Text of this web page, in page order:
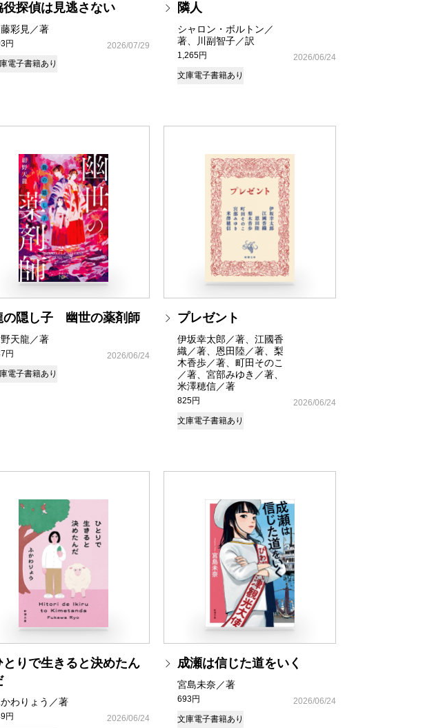
役探偵は見逃さない
彩見／著
円
2026/07/29
電子書籍あり
隣人
シャロン・ボルトン／
著、川副智子／訳
1,265円
2026/06/24
文庫電子書籍あり
の隠し子 幽世の薬剤師
天龍／著
円
2026/06/24
電子書籍あり
プレゼント
伊坂幸太郎／著、江國香
織／著、恩田陸／著、梨
木香歩／著、町田そのこ
／著、宮部みゆき／著、
米澤穂信／著
825円
2026/06/24
文庫電子書籍あり
とりで生きると決めたん
わりょう／著
円
2026/06/24
成瀬は信じた道をいく
宮島未奈／著
693円
2026/06/24
文庫電子書籍あり